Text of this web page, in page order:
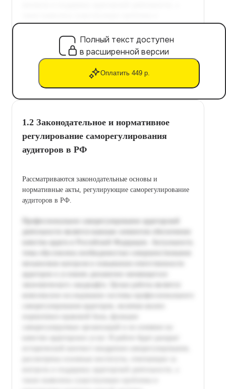
Полный текст доступен
в расширенной версии
Оплатить 449 р.
1.2 Законодательное и нормативное
регулирование саморегулирования
аудиторов в РФ
Рассматриваются законодательные основы и
нормативные акты, регулирующие саморегулирование
аудиторов в РФ.